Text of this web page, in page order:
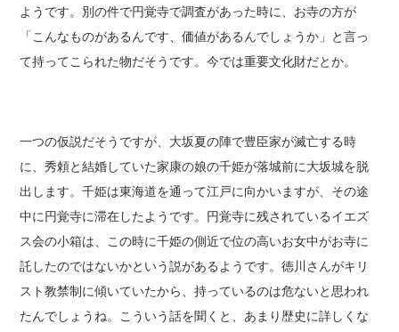
ようです。別の件で円覚寺で調査があった時に、お寺の方が
「こんなものがあるんです、価値があるんでしょうか」と言っ
て持ってこられた物だそうです。今では重要文化財だとか。
一つの仮説だそうですが、大坂夏の陣で豊臣家が滅亡する時
に、秀頼と結婚していた家康の娘の千姫が落城前に大坂城を脱
出します。千姫は東海道を通って江戸に向かいますが、その途
中に円覚寺に滞在したようです。円覚寺に残されているイエズ
ス会の小箱は、この時に千姫の側近で位の高いお女中がお寺に
託したのではないかという説があるようです。徳川さんがキリ
スト教禁制に傾いていたから、持っているのは危ないと思われ
たんでしょうね。こういう話を聞くと、あまり歴史に詳しくな